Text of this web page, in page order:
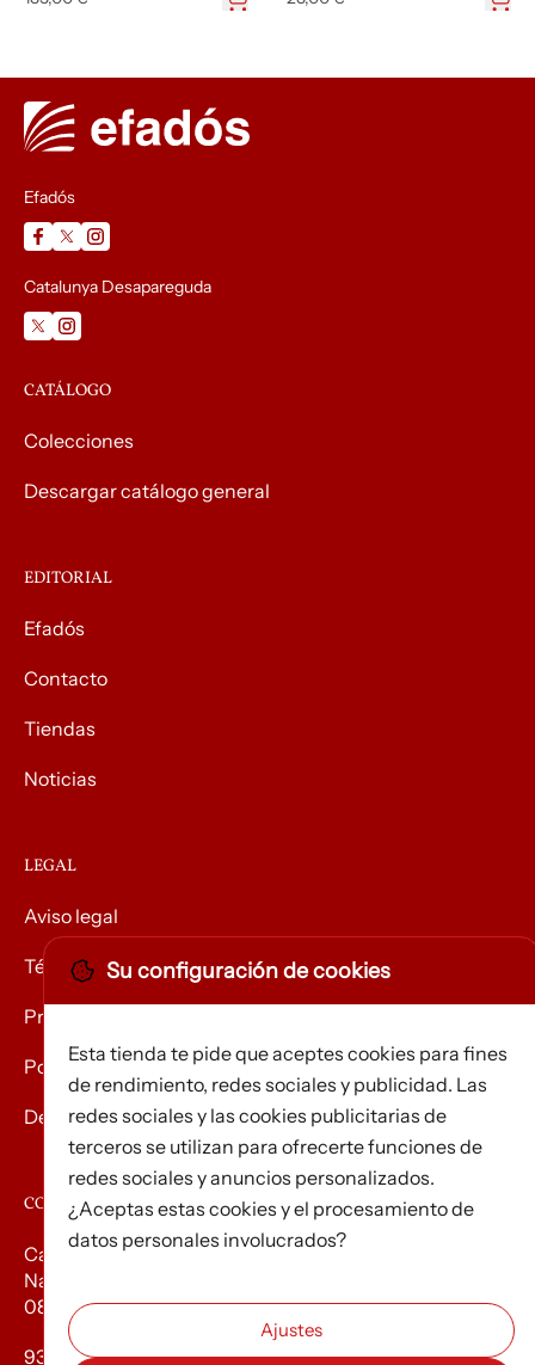
Efadós
Catalunya Desapareguda
CATÁLOGO
Colecciones
Descargar catálogo general
EDITORIAL
Efadós
Contacto
Tiendas
Noticias
LEGAL
Aviso legal
Términos y condiciones
Privacidad
Política de Cookies
Devolución de mercancías
CONTACTO
Carrer d’Edison, 3
Nau A. Polígon industrial Les Torrenteres
08754 El Papiol
93 673 12 12
Su configuración de cookies
Esta tienda te pide que aceptes cookies para fines
de rendimiento, redes sociales y publicidad. Las
redes sociales y las cookies publicitarias de
terceros se utilizan para ofrecerte funciones de
redes sociales y anuncios personalizados.
¿Aceptas estas cookies y el procesamiento de
datos personales involucrados?